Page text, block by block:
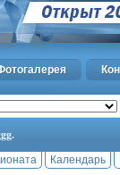
Календарь